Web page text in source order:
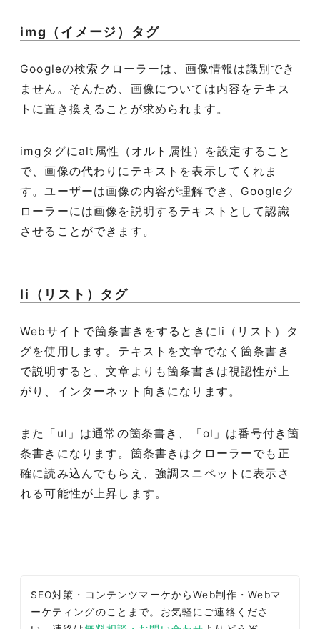
img（イメージ）タグ
Googleの検索クローラーは、画像情報は識別でき
ません。そんため、画像については内容をテキス
トに置き換えることが求められます。
imgタグにalt属性（オルト属性）を設定すること
で、画像の代わりにテキストを表示してくれま
す。ユーザーは画像の内容が理解でき、Googleク
ローラーには画像を説明するテキストとして認識
させることができます。
li（リスト）タグ
Webサイトで箇条書きをするときにli（リスト）タ
グを使用します。テキストを文章でなく箇条書き
で説明すると、文章よりも箇条書きは視認性が上
がり、インターネット向きになります。
また「ul」は通常の箇条書き、「ol」は番号付き箇
条書きになります。箇条書きはクローラーでも正
確に読み込んでもらえ、強調スニペットに表示さ
れる可能性が上昇します。
SEO対策・コンテンツマーケからWeb制作・Webマ
ーケティングのことまで。お気軽にご連絡くださ